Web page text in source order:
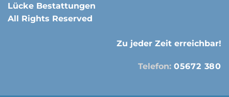
Lücke Bestattungen
All Rights Reserved
Zu jeder Zeit erreichbar!
Telefon: 05672 380